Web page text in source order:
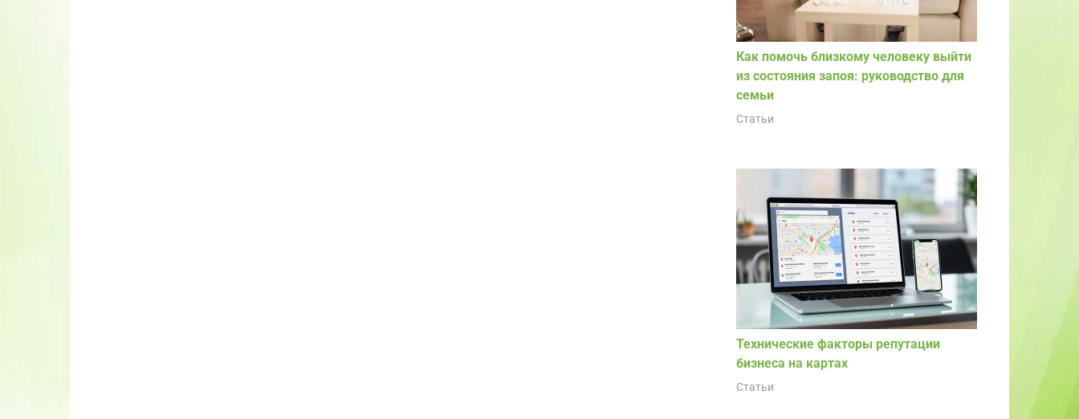
Как помочь близкому человеку выйти
из состояния запоя: руководство для
семьи
Статьи
Технические факторы репутации
бизнеса на картах
Статьи